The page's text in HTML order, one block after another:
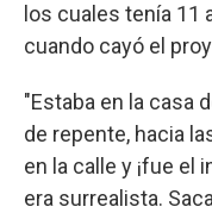
los cuales tenía 11
cuando cayó el
"Estaba en la casa
de repente, hacia
en la calle y ¡fue el
era surrealista.